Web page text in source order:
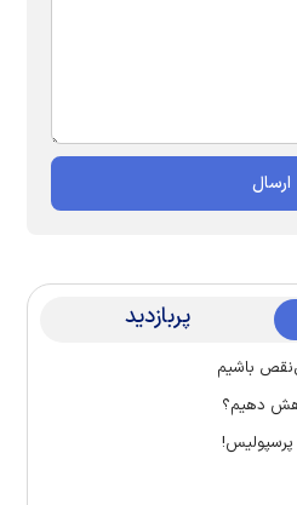
پربازدید
باشیم
دهیم؟
پرسپولیس!